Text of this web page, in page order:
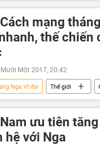
mạng
thế
Một 2017, 20:42
Nga Vĩ đại Thế giới
Liên Xô Cách
ưu tiên
hệ với Nga